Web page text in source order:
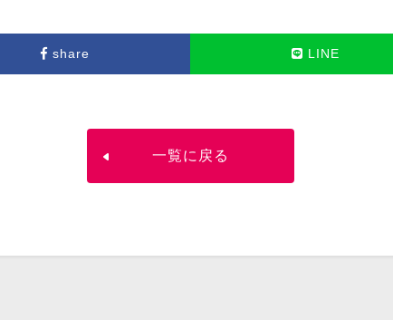
share LINE
一覧に戻る